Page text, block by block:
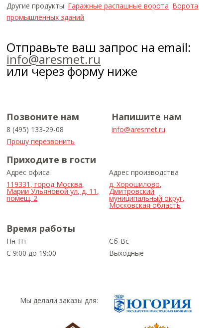
Другие продукты: Гаражные распашные ворота Ворота
промышленных зданий
Отправьте ваш запрос на email:
info@aresmet.ru
или через форму ниже
Позвоните нам
8 (495) 133-29-08
Прошу перезвонить
Напишите нам
info@aresmet.ru
Приходите в гости
Адрес офиса
119331, город Москва,
Марии Ульяновой ул, д. 11,
помещ. 2
Адрес производства
д. Хорошилово,
Дмитровский
муниципальный округ,
Московская область
Время работы
Пн-Пт
С 9:00 до 19:00
Сб-Вс
Выходные
Мы делали заказы для: